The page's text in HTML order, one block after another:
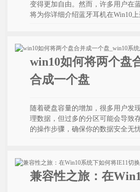
变得更加自由。然而，许多用户在
将为你详细介绍蓝牙耳机在Win10
win10如何将两个盘
合成一个盘
随着硬盘容量的增加，很多用户发
理数据，但过多的分区可能会导致
的操作步骤，确保你的数据安全无忧
兼容性之旅：在